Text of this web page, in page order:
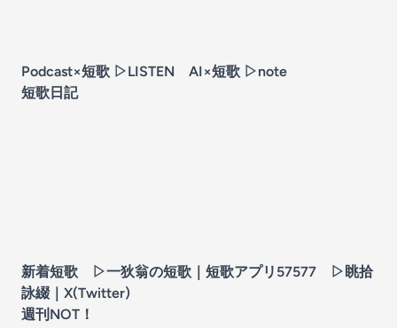
Podcast×短歌 ▷LISTEN AI×短歌 ▷note
短歌日記
新着短歌 ▷一狄翁の短歌 ｜短歌アプリ57577 ▷ 眺拾
詠綴｜X(Twitter)
週刊NOT！